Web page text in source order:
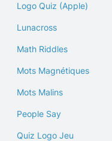
Logo Quiz (Apple)
Lunacross
Math Riddles
Mots Magnétiques
Mots Malins
People Say
Quiz Logo Jeu